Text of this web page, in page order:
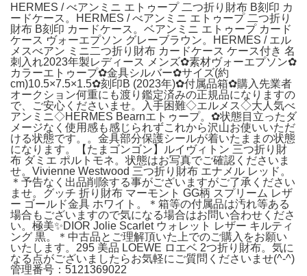
HERMES / べアンミニ エトゥープ 二つ折り財布 B刻印 カ
ードケース。HERMES / べアンミニ エトゥープ 二つ折り
財布 B刻印 カードケース。ベアンミニ エトゥープ カード
ケース ヴォーエプソン グレーブラウン。HERMES / エル
メスべアン ミニ二つ折り財布 カードケース ケース付き 名
刺入れ2023年製レディース メンズ✿素材ヴォーエプソン✿
カラーエトゥープ✿金具シルバー✿サイズ(約
cm)10.5×7.5×1.5✿刻印B (2023年)✿付属品箱✿購入先業者
オークション何重にも渡り鑑定済みの正規品になりますの
で、ご安心くださいませ。入手困難◇エルメス◇大人気べ
アンミニ◇HERMES Bearnエトゥープ。✿状態目立ったダ
メージなく使用感も感じられずこれから沢山お使いいただ
ける状態です。。金具部分保護シールが着いたままの状態
になります。【たまゴンゴン】ルイヴィトン 三つ折り財
布 ダミエ ポルトモネ。状態はお写真でご確認くださいま
せ。Vivienne Westwood 三つ折り財布 エナメル レッド。
＊予告なく出品削除する事がございますがご了承ください
ませ。グッチ 折り財布 マーモント GG柄 スプリーム レザ
ー ゴールド金具 ホワイト。＊箱等の付属品は汚れ等ある
場合もございますので気になる場合はお問い合わせくださ
い。極美✨DIOR Jolie Scarlet ウォレット レザー キルティ
ング 黒。＊中古品とご理解頂いた上でのご購入をお願い
いたします。295 美品 LOEWE ロエベ 2つ折り財布。気に
なる点がございましたらお気軽にご質問くださいませ(^-^)
管理番号：5121369022